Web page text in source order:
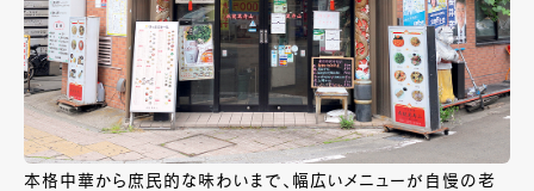
本格中華から庶民的な味わいまで、幅広いメニューが自慢の老